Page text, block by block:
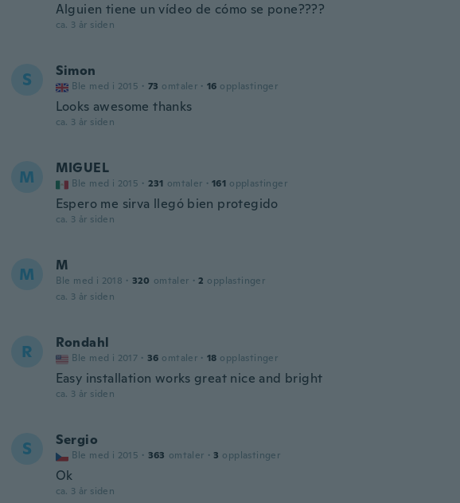
Alguien tiene un vídeo de cómo se pone????
ca. 3 år siden
S Simon
Ble med i 2015 · 73 omtaler · 16 opplastinger
Looks awesome thanks
ca. 3 år siden
M MIGUEL
Ble med i 2015 · 231 omtaler · 161 opplastinger
Espero me sirva llegó bien protegido
ca. 3 år siden
M M
Ble med i 2018 · 320 omtaler · 2 opplastinger
ca. 3 år siden
R Rondahl
Ble med i 2017 · 36 omtaler · 18 opplastinger
Easy installation works great nice and bright
ca. 3 år siden
S Sergio
Ble med i 2015 · 363 omtaler · 3 opplastinger
Ok
ca. 3 år siden